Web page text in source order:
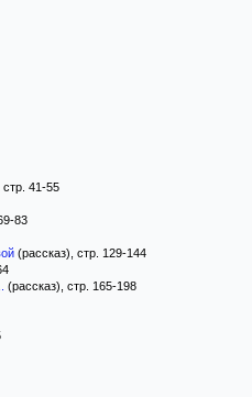
стр. 41-55
83
(рассказ), стр. 129-144
(рассказ), стр. 165-198